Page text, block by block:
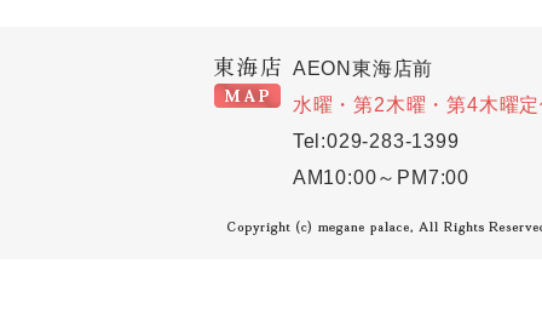
AEON東海店前
水曜・第2木曜・第4木曜
Tel:029-283-1399
AM10:00～PM7:00